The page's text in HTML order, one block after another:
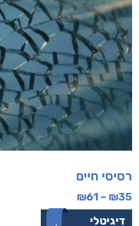
רסיסי חיים
₪35
–
₪61
דיגיטלי